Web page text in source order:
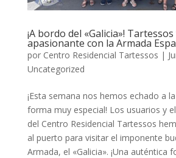
¡A bordo del «Galicia»!
apasionante con la Armada
por Centro Residencial Tartessos |
Uncategorized
¡Esta semana nos hemos echado a
forma muy especial! Los usuarios y
del Centro Residencial Tartessos
al puerto para visitar el imponente
Armada, el «Galicia». ¡Una auténtica